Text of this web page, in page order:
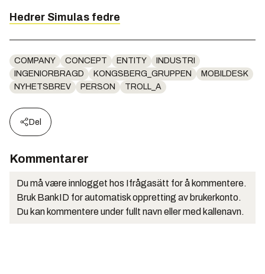
Hedrer Simulas fedre
COMPANY CONCEPT ENTITY
INDUSTRI
INGENIORBRAGD
KONGSBERG_GRUPPEN
MOBILDESK
NYHETSBREV
PERSON TROLL_A
Del
Kommentarer
Du må være innlogget hos Ifrågasätt for å kommentere.
Bruk BankID for automatisk oppretting av brukerkonto.
Du kan kommentere under fullt navn eller med kallenavn.